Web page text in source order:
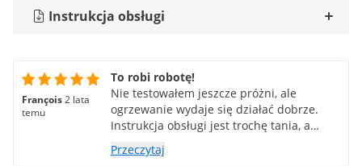
Instrukcja obsługi
François2 lata
temu
To robi robotę!
Nie testowałem jeszcze próżni, ale
ogrzewanie wydaje się działać dobrze.
Instrukcja obsługi jest trochę tania, a
panel sterowania prymitywny (aby
zmienić ustawienie, trzeba poczekać, aż
Przeczytaj